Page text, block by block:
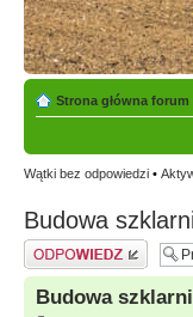
Strona główna forum
Wątki bez odpowiedzi •
Budowa szklarni
Odpowiedz
Budowa szklarni